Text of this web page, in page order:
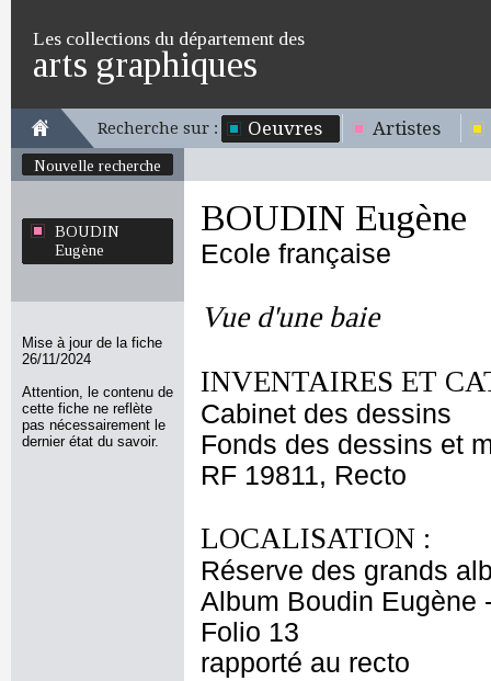
Les collections du département des
arts graphiques
Recherche sur : Oeuvres Artistes
Nouvelle recherche
BOUDIN
Eugène
Mise à jour de la fiche
26/11/2024
Attention, le contenu de
cette fiche ne reflète
pas nécessairement le
dernier état du savoir.
BOUDIN Eugène
Ecole française
Vue d'une baie
INVENTAIRES ET
Cabinet des dessins
Fonds des dessins et
RF 19811, Recto
LOCALISATION :
Réserve des grands
Album Boudin Eugène
Folio 13
rapporté au recto